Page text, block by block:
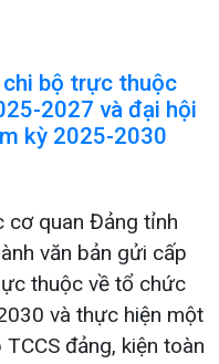
bộ trực thuộc
2027 và đại hội
kỳ 2025-2030
cơ quan Đảng tỉnh
văn bản gửi cấp
thuộc về tổ chức
và thực hiện một
đảng, kiện toàn